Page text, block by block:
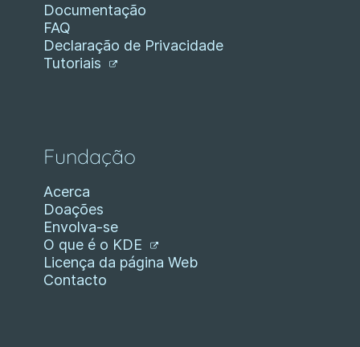
Documentação
FAQ
Declaração de Privacidade
Tutoriais
Fundação
Acerca
Doações
Envolva-se
O que é o KDE
Licença da página Web
Contacto